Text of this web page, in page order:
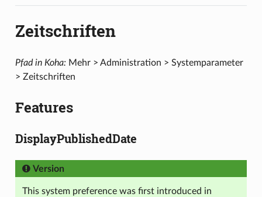
Zeitschriften
Pfad in Koha:Mehr > Administration > Systemparameter
> Zeitschriften
Features
DisplayPublishedDate
Version
This system preference was first introduced in